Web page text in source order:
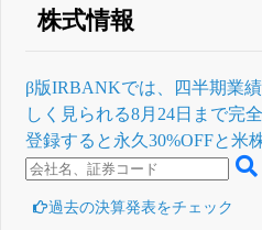
株式情報
β版IRBANKでは、 四半期業
しく見られる8月24日まで完
登録すると永久30%OFFと米
過去の決算発表をチェック